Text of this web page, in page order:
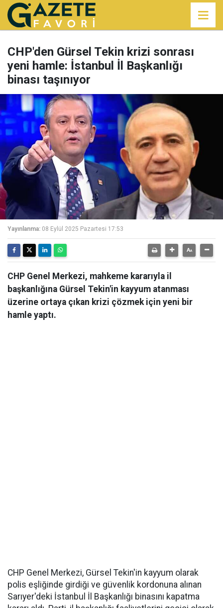
CHP'den Gürsel Tekin krizi sonrası
yeni hamle: İstanbul İl Başkanlığı
binası taşınıyor
Yayınlanma: 08 Eylül 2025 Pazartesi 17:53
CHP Genel Merkezi, mahkeme kararıyla il
başkanlığına Gürsel Tekin'in kayyum atanması
üzerine ortaya çıkan krizi çözmek için yeni bir
hamle yaptı.
CHP Genel Merkezi, Gürsel Tekin'in kayyum olarak
polis eşliğinde girdiği ve güvenlik kordonuna alınan
Sarıyer'deki İstanbul İl Başkanlığı binasını kapatma